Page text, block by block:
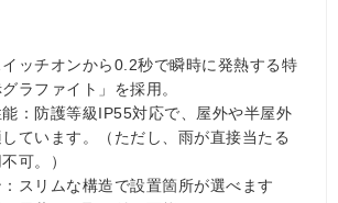
ッチオンから0.2秒で瞬時に発熱する特
ラファイト」を採用。
：防護等級IP55対応で、屋外や半屋外
ています。（ただし、雨が直接当たる
可。）
スリムな構造で設置箇所が選べます